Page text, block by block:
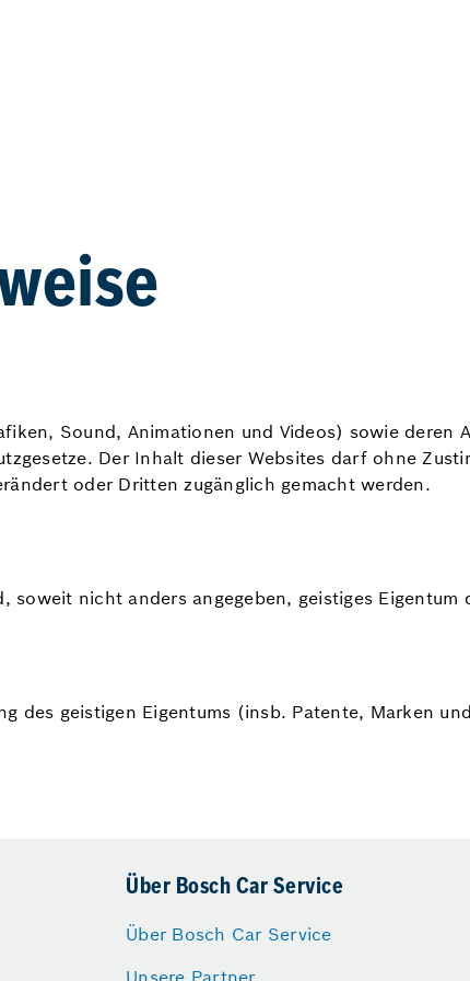
Sound, Animationen und Videos) sowie deren
Der Inhalt dieser Websites darf ohne
oder Dritten zugänglich gemacht werden.
soweit nicht anders angegeben, geistiges
des geistigen Eigentums (insb. Patente, Marken
Über Bosch Car Service
Über Bosch Car Service
Unsere Partner